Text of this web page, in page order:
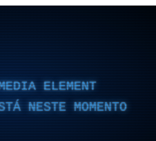
ELEMENT
NESTE MOMENTO